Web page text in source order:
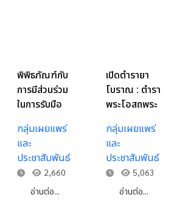
พิพิธภัณฑ์กับ
การมีส่วนร่วม
ในการรับมือ
ระบาดในอดีต
: กรณีศึกษา
พิพิธภัณฑ์ใน
ประเทศ
สหรัฐอเมริกา
กลุ่มเผยแพร่
และ
ประชาสัมพันธ์
2,660
อ่านต่อ...
เปิดตำรายา
โบราณ : ตำรา
พระโอสถพระ
กลุ่มเผยแพร่
และ
ประชาสัมพันธ์
5,063
อ่านต่อ...